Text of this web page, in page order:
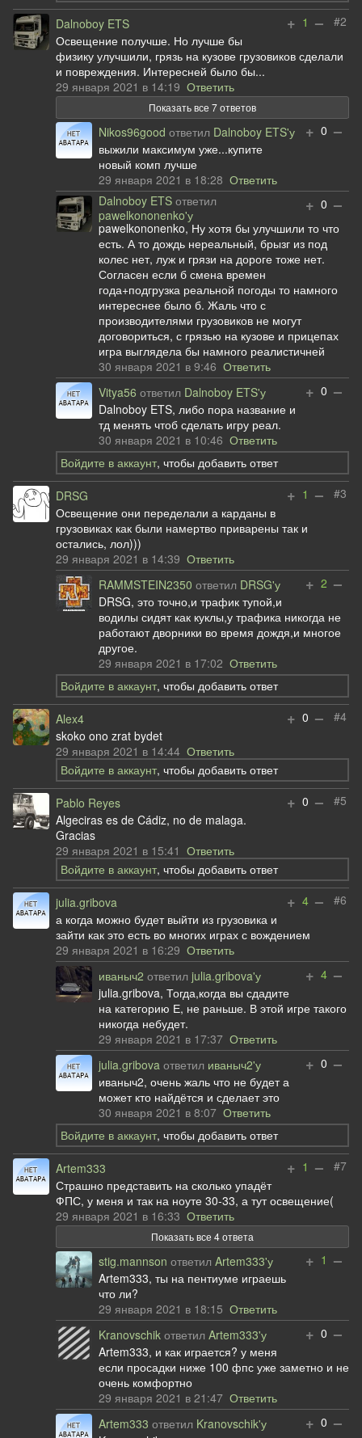
#2
+ 1 –
Dalnoboy ETS
Освещение получше. Но лучше бы
физику улучшили, грязь на кузове грузовиков сделали
и повреждения. Интересней было бы...
29 января 2021 в 14:19 Ответить
Показать все 7 ответов
+ 0 –
Nikos96good ответил Dalnoboy ETS'у
выжили максимум уже...купите
новый комп лучше
29 января 2021 в 18:28 Ответить
+ 0 –
Dalnoboy ETS ответил
pawelkononenko'у
pawelkononenko, Ну хотя бы улучшили то что
есть. А то дождь нереальный, брызг из под
колес нет, луж и грязи на дороге тоже нет.
Согласен если б смена времен
года+подгрузка реальной погоды то намного
интереснее было б. Жаль что с
производителями грузовиков не могут
договориться, с грязью на кузове и прицепах
игра выглядела бы намного реалистичней
30 января 2021 в 9:46 Ответить
+ 0 –
Vitya56 ответил Dalnoboy ETS'у
Dalnoboy ETS, либо пора название и
тд менять чтоб сделать игру реал.
30 января 2021 в 10:46 Ответить
Войдите в аккаунт, чтобы добавить ответ
#3
+ 1 –
DRSG
Освещение они переделали а карданы в
грузовиках как были намертво приварены так и
остались, лол)))
29 января 2021 в 14:39 Ответить
+ 2 –
RAMMSTEIN2350 ответил DRSG'у
DRSG, это точно,и трафик тупой,и
водилы сидят как куклы,у трафика никогда не
работают дворники во время дождя,и многое
другое.
29 января 2021 в 17:02 Ответить
Войдите в аккаунт, чтобы добавить ответ
#4
+ 0 –
Alex4
skoko ono zrat bydet
29 января 2021 в 14:44 Ответить
Войдите в аккаунт, чтобы добавить ответ
#5
+ 0 –
Pablo Reyes
Algeciras es de Cádiz, no de malaga.
Gracias
29 января 2021 в 15:41 Ответить
Войдите в аккаунт, чтобы добавить ответ
#6
+ 4 –
julia.gribova
а когда можно будет выйти из грузовика и
зайти как это есть во многих играх с вождением
29 января 2021 в 16:29 Ответить
+ 4 –
иваныч2 ответил julia.gribova'у
julia.gribova, Тогда,когда вы сдадите
на категорию Е, не раньше. В этой игре такого
никогда небудет.
29 января 2021 в 17:37 Ответить
+ 0 –
julia.gribova ответил иваныч2'у
иваныч2, очень жаль что не будет а
может кто найдётся и сделает это
30 января 2021 в 8:07 Ответить
Войдите в аккаунт, чтобы добавить ответ
#7
+ 1 –
Artem333
Страшно представить на сколько упадёт
ФПС, у меня и так на ноуте 30-33, а тут освещение(
29 января 2021 в 16:33 Ответить
Показать все 4 ответа
+ 1 –
stig.mannson ответил Artem333'у
Artem333, ты на пентиуме играешь
что ли?
29 января 2021 в 18:15 Ответить
+ 0 –
Kranovschik ответил Artem333'у
Artem333, и как играется? у меня
если просадки ниже 100 фпс уже заметно и не
очень комфортно
29 января 2021 в 21:47 Ответить
+ 0 –
Artem333 ответил Kranovschik'у